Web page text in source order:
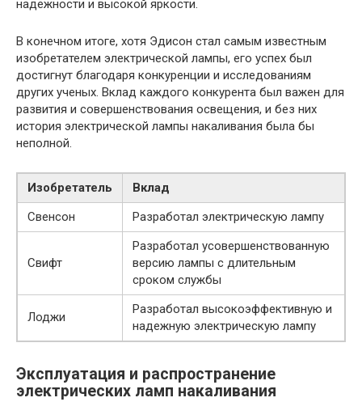
надежности и высокой яркости.
В конечном итоге, хотя Эдисон стал самым известным
изобретателем электрической лампы, его успех был
достигнут благодаря конкуренции и исследованиям
других ученых. Вклад каждого конкурента был важен для
развития и совершенствования освещения, и без них
история электрической лампы накаливания была бы
неполной.
Изобретатель
Вклад
Свенсон
Разработал электрическую лампу
Свифт
Разработал усовершенствованную
версию лампы с длительным
сроком службы
Лоджи
Разработал высокоэффективную и
надежную электрическую лампу
Эксплуатация и распространение
электрических ламп накаливания